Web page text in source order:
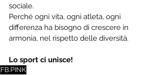
sociale.
Perché ogni vita, ogni atleta, ogni
differenza ha bisogno di crescere in
armonia, nel rispetto delle diversità.
Lo sport ci unisce!
FB.PINK